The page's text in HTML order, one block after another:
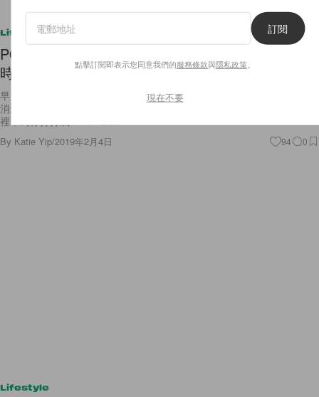
Lifestyle
POPBEE 編輯部推介：一首歌的力量、不想面對的
時候，讓你提起精神的歌曲
早晨！還要上班的日子，除一杯咖啡外，還需要一首讓你精神抖擻的歌。
消沈的時候、棄屢的時候、不想面對的時候，有哪首歌曲能進入你的心坎
裡，為你打打氣？POPBEE
By Katie Yip/2019年2月4日 94 0
Lifestyle
訂閱
點擊訂閱即表示您同意我們的服務條款與隱私政策
現在不要